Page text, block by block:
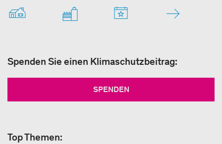
Spenden Sie einen Klimaschutzbeitrag:
SPENDEN
Top Themen: